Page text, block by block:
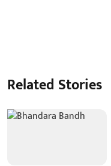
Related Stories